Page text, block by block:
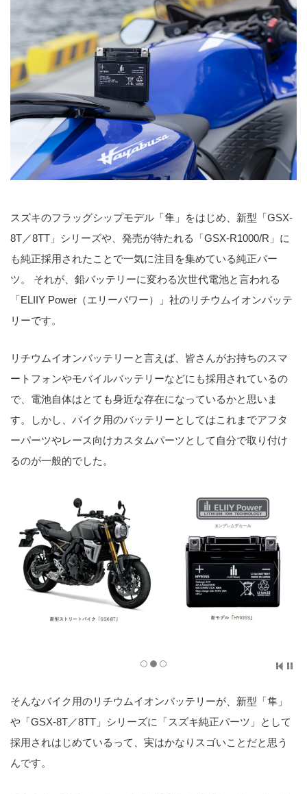
スズキのフラッグシップモデル「隼」をはじめ、新型「GSX-
8T／8TT」シリーズや、発売が待たれる「GSX-R1000/R」に
も純正採用されたことで一気に注目を集めている純正パー
ツ。 それが、鉛バッテリーに変わる次世代電池と言われる
「ELIIY Power（エリーパワー）」社のリチウムイオンバッテ
リーです。
リチウムイオンバッテリーと言えば、皆さんがお持ちのスマ
ートフォンやモバイルバッテリーなどにも採用されているの
で、電池自体はとても身近な存在になっているかと思いま
す。しかし、バイク用のバッテリーとしてはこれまでアフタ
ーパーツやレース向けカスタムパーツとして自分で取り付け
るのが一般的でした。
そんなバイク用のリチウムイオンバッテリーが、新型「隼」
や「GSX-8T／8TT」シリーズに「スズキ純正パーツ」として
採用されはじめているって、実はかなりスゴいことだと思う
んです。